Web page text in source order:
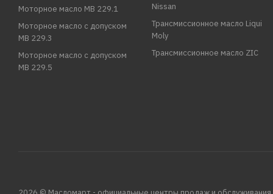
Моторное масло MB 229.1
Моторное масло с допуском
MB 229.3
Моторное масло с допуском
MB 229.5
Nissan
Трансмиссионное масло Liqui
Moly
Трансмиссионное масло ZIC